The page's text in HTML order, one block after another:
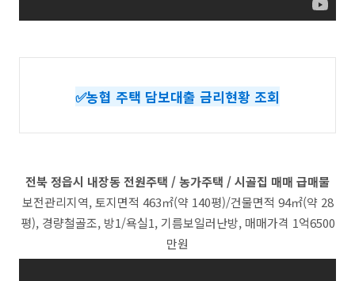
✅농협 주택 담보대출 금리현황 조회
전북 정읍시 내장동 전원주택 / 농가주택 / 시골집 매매 급매물
보전관리지역, 토지면적 463㎡(약 140평)/건물면적 94㎡(약 28
평), 경량철골조, 방1/욕실1, 기름보일러난방, 매매가격 1억6500
만원